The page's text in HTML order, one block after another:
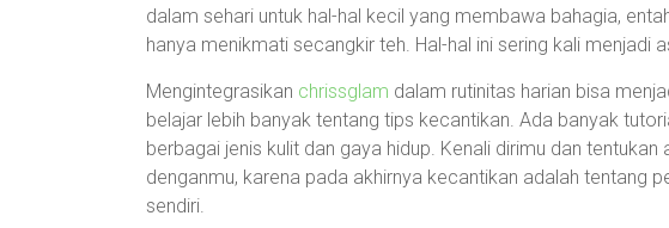
dalam sehari untuk hal-hal kecil yang membawa bahagia,
hanya menikmati secangkir teh. Hal-hal ini sering kali menjadi
Mengintegrasikan chrissglam dalam rutinitas harian bisa
belajar lebih banyak tentang tips kecantikan. Ada banyak
berbagai jenis kulit dan gaya hidup. Kenali dirimu dan
denganmu, karena pada akhirnya kecantikan adalah tentang
sendiri.